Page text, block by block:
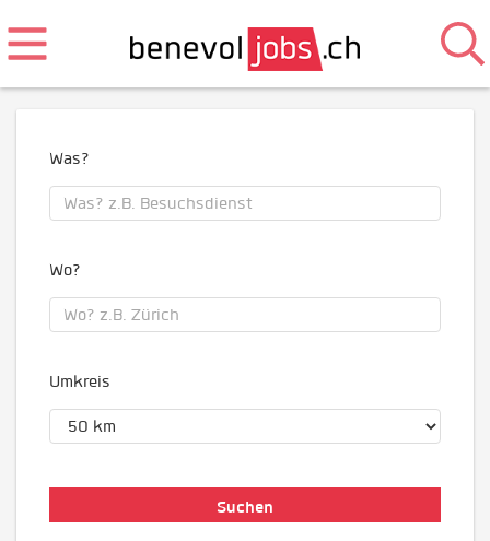
Was?
Wo?
Umkreis